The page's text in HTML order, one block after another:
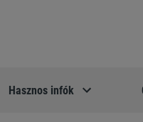
Hasznos infók